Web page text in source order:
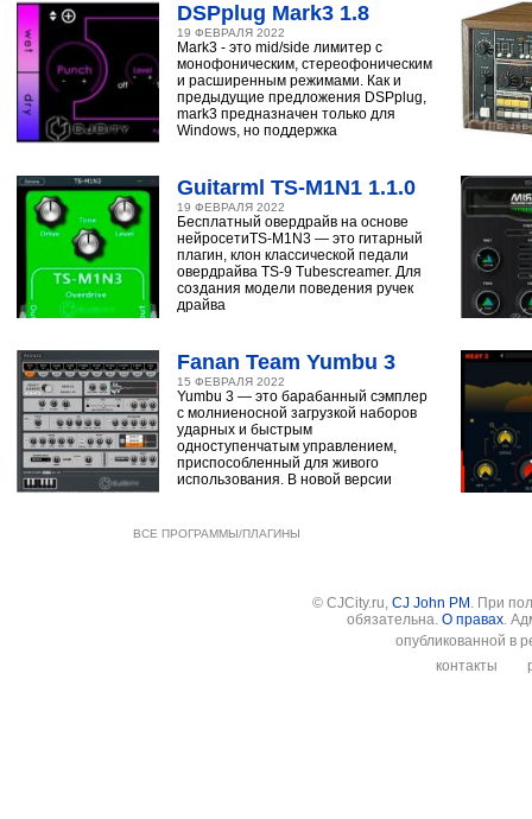
DSPplug Mark3 1.8
19 ФЕВРАЛЯ 2022
Mark3 - это mid/side лимитер с
монофоническим, стереофоническим
и расширенным режимами. Как и
предыдущие предложения DSPplug,
mark3 предназначен только для
Windows, но поддержка
Guitarml TS-M1N1 1.1.0
19 ФЕВРАЛЯ 2022
Бесплатный овердрайв на основе
нейросетиTS-M1N3 — это гитарный
плагин, клон классической педали
овердрайва TS-9 Tubescreamer. Для
создания модели поведения ручек
драйва
Fanan Team Yumbu 3
15 ФЕВРАЛЯ 2022
Yumbu 3 — это барабанный сэмплер
с молниеносной загрузкой наборов
ударных и быстрым
одноступенчатым управлением,
приспособленный для живого
использования. В новой версии
ВСЕ ПРОГРАММЫ/ПЛАГИНЫ
© CJCity.ru, CJ John PM . При
обязательна. О правах.
опубликованной в
контакты